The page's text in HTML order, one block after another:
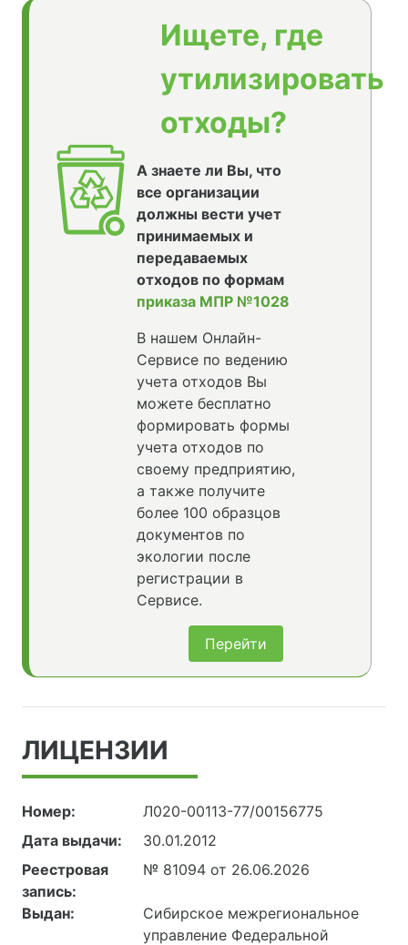
Ищете, где
утилизировать
отходы?
А знаете ли Вы, что
все организации
должны вести учет
принимаемых и
передаваемых
отходов по формам
приказа МПР №1028
В нашем Онлайн-
Сервисе по ведению
учета отходов Вы
можете бесплатно
формировать формы
учета отходов по
своему предприятию,
а также получите
более 100 образцов
документов по
экологии после
регистрации в
Сервисе.
Перейти
ЛИЦЕНЗИИ
Номер:
Л020-00113-77/00156775
Дата выдачи:
30.01.2012
Реестровая
запись:
№ 81094 от 26.06.2026
Выдан:
Сибирское межрегиональное
управление Федеральной